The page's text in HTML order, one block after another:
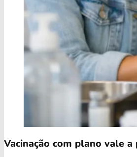
Vacinação com plano vale a